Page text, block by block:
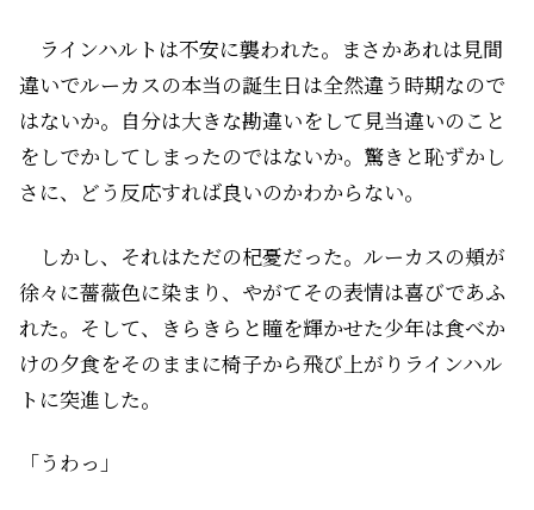
ラインハルトは不安に襲われた。まさかあれは見間
違いでルーカスの本当の誕生日は全然違う時期なので
はないか。自分は大きな勘違いをして見当違いのこと
をしでかしてしまったのではないか。驚きと恥ずかし
さに、どう反応すれば良いのかわからない。
しかし、それはただの杞憂だった。ルーカスの頬が
徐々に薔薇色に染まり、やがてその表情は喜びであふ
れた。そして、きらきらと瞳を輝かせた少年は食べか
けの夕食をそのままに椅子から飛び上がりラインハル
トに突進した。
「うわっ」